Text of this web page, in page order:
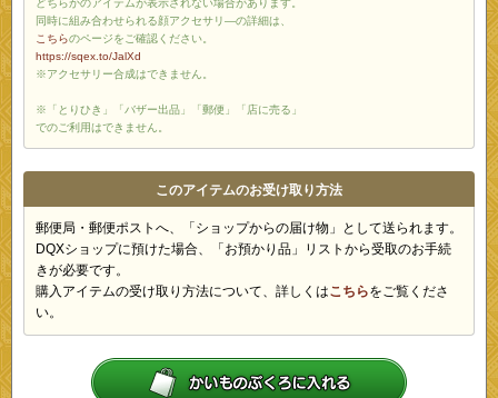
どちらかのアイテムが表示されない場合があります。
同時に組み合わせられる顔アクセサリ―の詳細は、
こちらのページをご確認ください。
https://sqex.to/JalXd
※アクセサリー合成はできません。
※「とりひき」「バザー出品」「郵便」「店に売る」
でのご利用はできません。
このアイテムのお受け取り方法
郵便局・郵便ポストへ、「ショップからの届け物」として送られます。
DQXショップに預けた場合、「お預かり品」リストから受取のお手続
きが必要です。
購入アイテムの受け取り方法について、詳しくはこちらをご覧くださ
い。